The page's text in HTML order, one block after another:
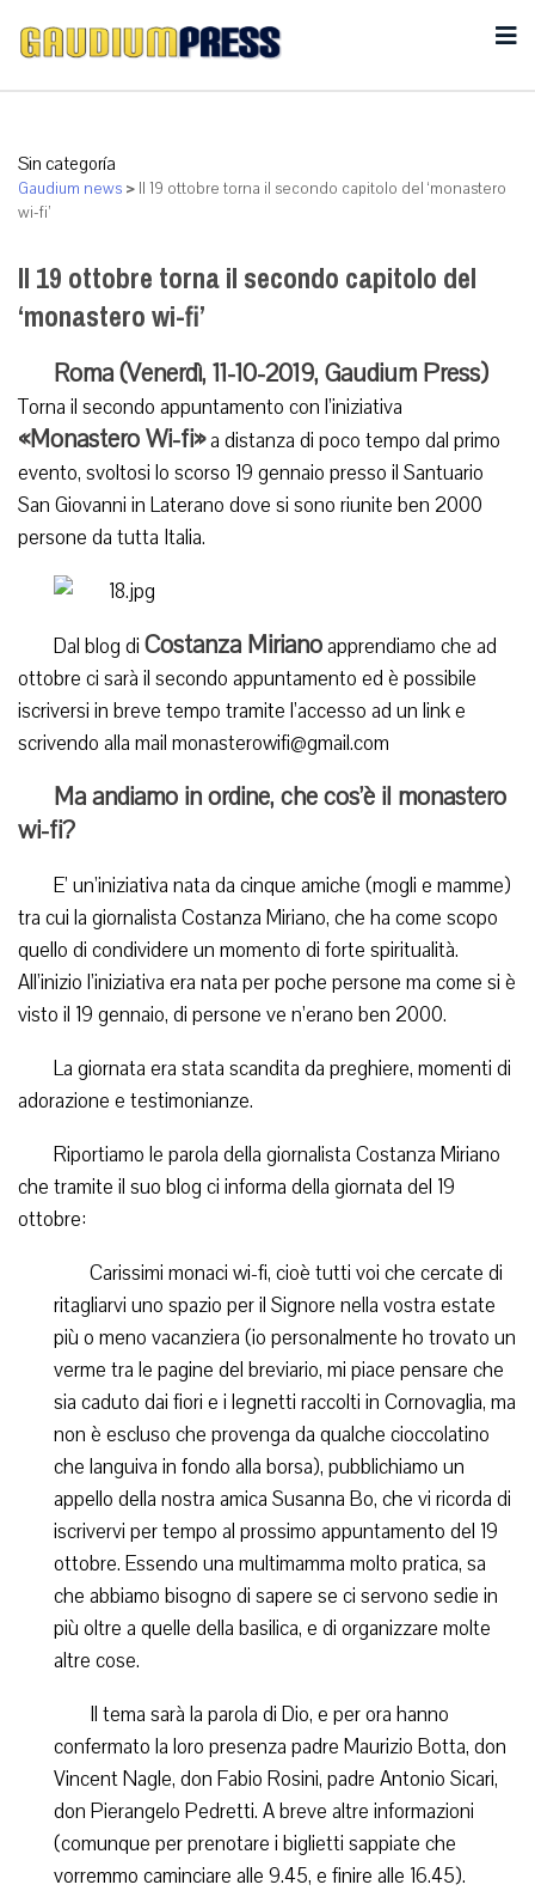
Sin categoría
Gaudium news > Il 19 ottobre torna il secondo capitolo del ‘monastero
wi-fi’
Il 19 ottobre torna il secondo capitolo del
‘monastero wi-fi’
Roma (Venerdì, 11-10-2019, Gaudium Press)
Torna il secondo appuntamento con l’iniziativa
«Monastero Wi-fi»a distanza di poco tempo dal primo
evento, svoltosi lo scorso 19 gennaio presso il Santuario
San Giovanni in Laterano dove si sono riunite ben 2000
persone da tutta Italia.
Dal blog di Costanza Mirianoapprendiamo che ad
ottobre ci sarà il secondo appuntamento ed è possibile
iscriversi in breve tempo tramite l’accesso ad un link e
scrivendo alla mail monasterowifi@gmail.com
Ma andiamo in ordine, che cos’è il monastero
wi-fi?
E’ un’iniziativa nata da cinque amiche (mogli e mamme)
tra cui la giornalista Costanza Miriano, che ha come scopo
quello di condividere un momento di forte spiritualità.
All’inizio l’iniziativa era nata per poche persone ma come si è
visto il 19 gennaio, di persone ve n’erano ben 2000.
La giornata era stata scandita da preghiere, momenti di
adorazione e testimonianze.
Riportiamo le parola della giornalista Costanza Miriano
che tramite il suo blog ci informa della giornata del 19
ottobre:
Carissimi monaci wi-fi, cioè tutti voi che cercate di
ritagliarvi uno spazio per il Signore nella vostra estate
più o meno vacanziera (io personalmente ho trovato un
verme tra le pagine del breviario, mi piace pensare che
sia caduto dai fiori e i legnetti raccolti in Cornovaglia, ma
non è escluso che provenga da qualche cioccolatino
che languiva in fondo alla borsa), pubblichiamo un
appello della nostra amica Susanna Bo, che vi ricorda di
iscrivervi per tempo al prossimo appuntamento del 19
ottobre. Essendo una multimamma molto pratica, sa
che abbiamo bisogno di sapere se ci servono sedie in
più oltre a quelle della basilica, e di organizzare molte
altre cose.
Il tema sarà la parola di Dio, e per ora hanno
confermato la loro presenza padre Maurizio Botta, don
Vincent Nagle, don Fabio Rosini, padre Antonio Sicari,
don Pierangelo Pedretti. A breve altre informazioni
(comunque per prenotare i biglietti sappiate che
vorremmo caminciare alle 9.45, e finire alle 16.45).